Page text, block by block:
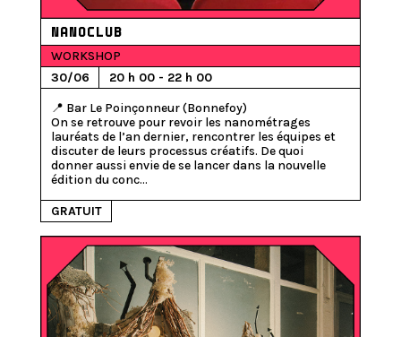
NANOCLUB
30/06
20 h 00 - 22 h 00
📍 Bar Le Poinçonneur (Bonnefoy)
On se retrouve pour revoir les nanométrages
lauréats de l’an dernier, rencontrer les équipes et
discuter de leurs processus créatifs. De quoi
donner aussi envie de se lancer dans la nouvelle
édition du conc...
GRATUIT
WORKSHOP